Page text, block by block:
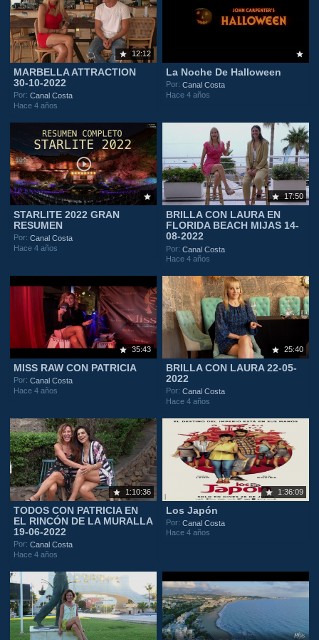
12:12
MARBELLA ATTRACTION
30-10-2022
Por:Canal Costa
Hace 4 años
La Noche De Halloween
Por:Canal Costa
Hace 4 años
STARLITE 2022 GRAN
RESUMEN
Por:Canal Costa
Hace 4 años
17:50
BRILLA CON LAURA EN
FLORIDA BEACH MIJAS 14-
08-2022
Por:Canal Costa
Hace 4 años
35:43
MISS RAW CON PATRICIA
Por:Canal Costa
Hace 4 años
25:40
BRILLA CON LAURA 22-05-
2022
Por:Canal Costa
Hace 4 años
1:10:36
TODOS CON PATRICIA EN
EL RINCÓN DE LA MURALLA
19-06-2022
Por:Canal Costa
Hace 4 años
1:36:09
Los Japón
Por:Canal Costa
Hace 4 años